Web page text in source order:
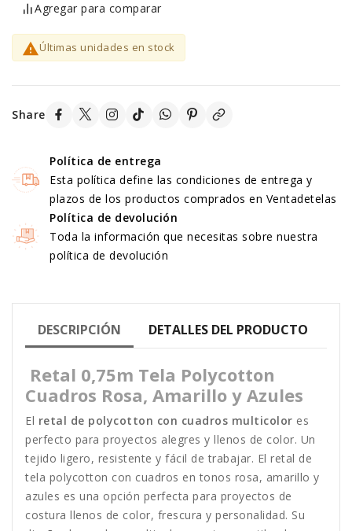
Agregar para comparar
Últimas unidades en stock
Share
Política de entrega
Esta política define las condiciones de entrega y
plazos de los productos comprados en Ventadetelas
Política de devolución
Toda la información que necesitas sobre nuestra
política de devolución
DESCRIPCIÓN DETALLES DEL PRODUCTO
Retal 0,75m Tela Polycotton
Cuadros Rosa, Amarillo y Azules
El retal de polycotton con cuadros multicolor es
perfecto para proyectos alegres y llenos de color. Un
tejido ligero, resistente y fácil de trabajar. El retal de
tela polycotton con cuadros en tonos rosa, amarillo y
azules es una opción perfecta para proyectos de
costura llenos de color, frescura y personalidad. Su